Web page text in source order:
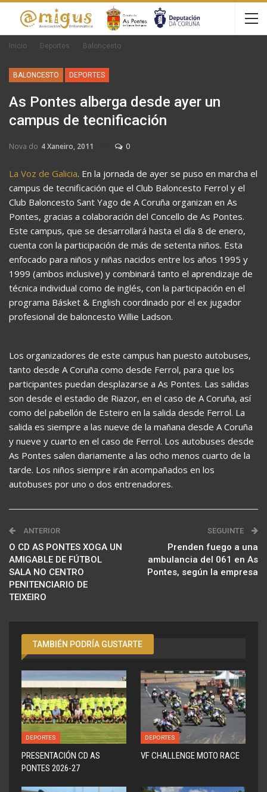
Inicio Deportes Baloncesto
BALONCESTO DEPORTES
As Pontes alberga desde ayer un
campus de tecnificación
Nova do 4 Xaneiro, 2011 0
La Voz de Galicia. En la jornada de ayer se puso en marcha el
campus de tecnificación que el Club Baloncesto Ferrol y el
Club Baloncesto Sant Yago de A Coruña organizan en As
Pontes, gracias a colaboración del Concello de As Pontes.
Este campus, que se desarrollará hasta el día 8 de enero,
cuenta con la participación de más de setenta niños. Esta
enfocado para niños y niñas nacidos entre los años 1995 y
1999 (ambos inclusive) y combinará tanto el aprendizaje de
técnica individual como de inglés, con la participación en el
programa Básket & English coordinado por el ex jugador
profesional de baloncesto Willie Ladson.
Los organizadores de este campus han puesto autobuses,
tanto desde A Coruña como desde Ferrol, para que los
participantes puedan desplazarse a As Pontes. Las salidas
son desde el estadio de Riazor, en el caso de A Coruña, así
como del pabellón de Esteiro en la salida desde Ferrol. La
salida es siempre a las nueve de la mañana desde A Coruña
y nueve y cuarto en el caso de Ferrol. Los autobuses desde
As Pontes salen diariamente a las ocho menos cuarto de la
tarde. Los niños siempre irán acompañados en los
autobuses por uno o dos entrenadores.
ANTERIOR
O CD AS PONTES XOGA UN
AMIGABLE DE FÚTBOL
SALA NO CENTRO
PENITENCIARIO DE
TEIXEIRO
SEGUINTE
Prenden fuego a una
ambulancia del 061 en As
Pontes, según la empresa
TAMBIÉN PODRÍA GUSTARTE
DEPORTES
PRESENTACIÓN CD AS
PONTES 2026-27
DEPORTES
VF CHALLENGE MOTO RACE